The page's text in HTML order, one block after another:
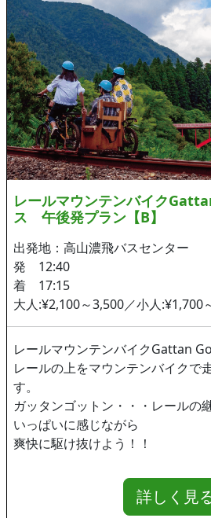
レールマウンテンバイク
ス 午後発プラン【B】
出発地：高山濃飛バスセンター
発 12:40
着 17:15
大人:¥2,100～3,500／小人:¥1,700
レールマウンテンバイクGattan Go
レールの上をマウンテンバイクで
す。
ガッタンゴットン・・・レールの
いっぱいに感じながら
爽快に駆け抜けよう！！
詳しく見